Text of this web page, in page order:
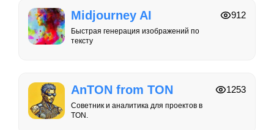
Midjourney AI
Быстрая генерация изображений по
тексту
912
AnTON from TON
Советник и аналитика для проектов в
TON.
1253